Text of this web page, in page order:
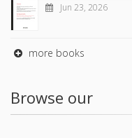
Jun 23, 2026
more books
Browse our